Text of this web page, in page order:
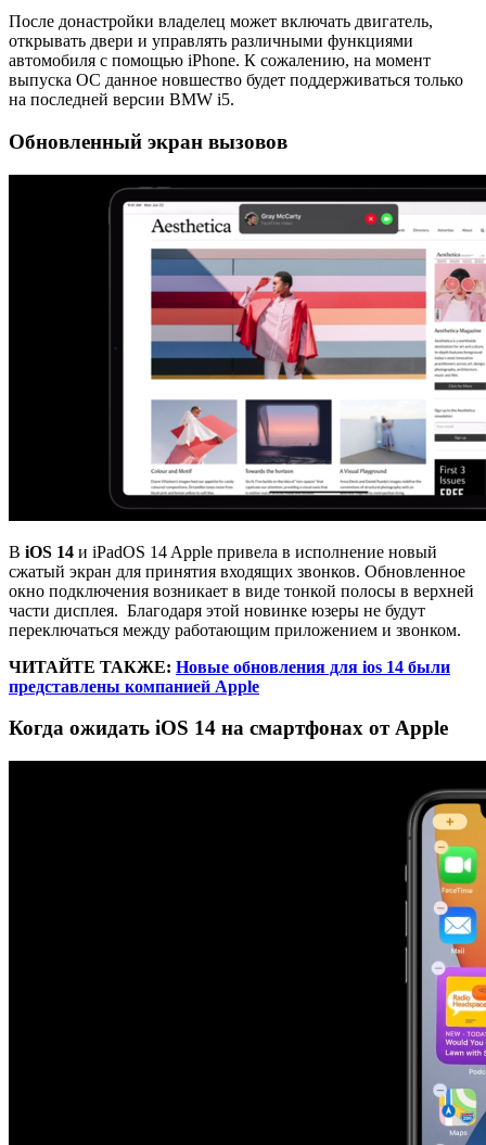
После донастройки владелец может включать двигатель,
открывать двери и управлять различными функциями
автомобиля с помощью iPhone. К сожалению, на момент
выпуска ОС данное новшество будет поддерживаться только
на последней версии BMW i5.
Обновленный экран вызовов
В iOS 14 и iPadOS 14 Apple привела в исполнение новый
сжатый экран для принятия входящих звонков. Обновленное
окно подключения возникает в виде тонкой полосы в верхней
части дисплея. Благодаря этой новинке юзеры не будут
переключаться между работающим приложением и звонком.
ЧИТАЙТЕ ТАКЖЕ: Новые обновления для ios 14 были
представлены компанией Apple
Когда ожидать iOS 14 на смартфонах от Apple